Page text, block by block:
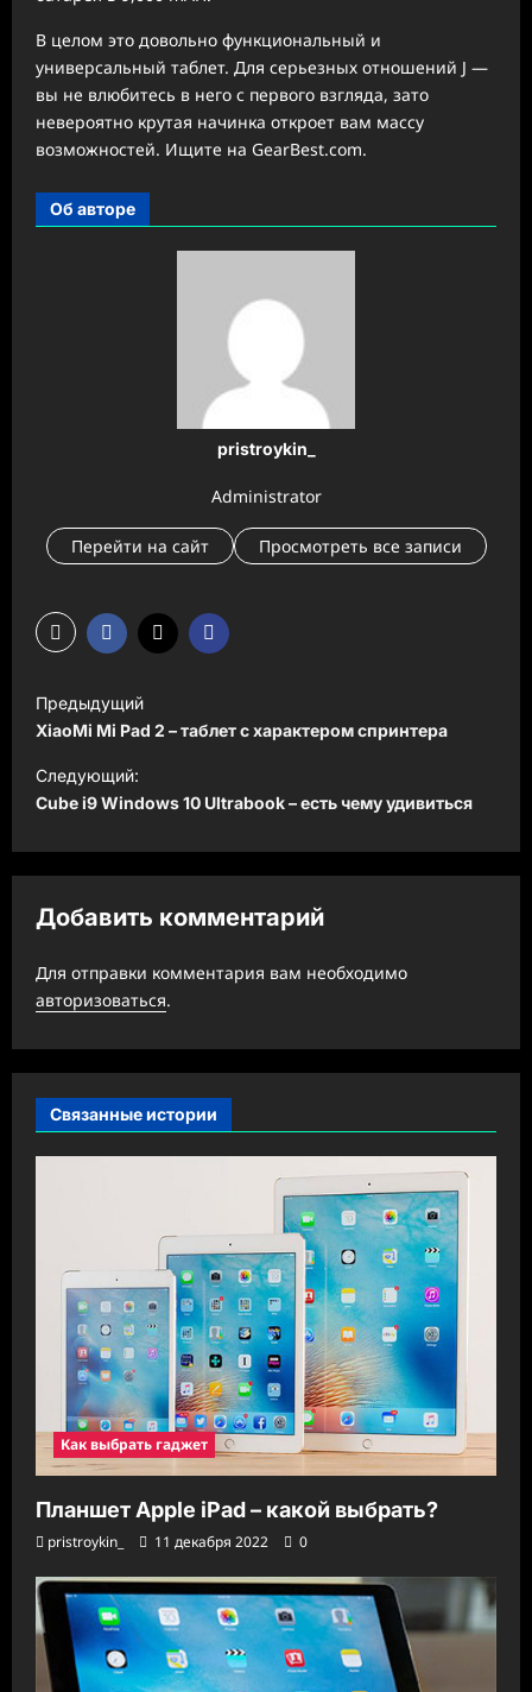
В целом это довольно функциональный и
универсальный таблет. Для серьезных отношений J —
вы не влюбитесь в него с первого взгляда, зато
невероятно крутая начинка откроет вам массу
возможностей. Ищите на GearBest.com.
Об авторе
pristroykin_
Administrator
Перейти на сайт Просмотреть все записи
Н
а
в
и
а
ц
я
з
а
п
и
Предыдущий
XiaoMi Mi Pad 2 – таблет с характером спринтера
Следующий:
Cube i9 Windows 10 Ultrabook – есть чему удивиться
Добавить комментарий
Для отправки комментария вам необходимо
авторизоваться.
Связанные истории
Как выбрать гаджет
Планшет Apple iPad – какой выбрать?
pristroykin_ 11 декабря 2022 0